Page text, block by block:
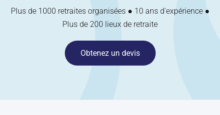
Plus de 1000 retraites organisées ● 10 ans d'expérience ●
Plus de 200 lieux de retraite
Obtenez un devis